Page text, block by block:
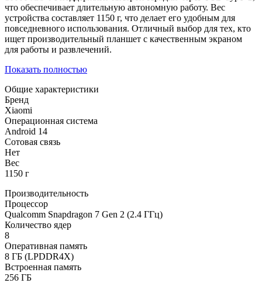
что обеспечивает длительную автономную работу. Вес
устройства составляет 1150 г, что делает его удобным для
повседневного использования. Отличный выбор для тех, кто
ищет производительный планшет с качественным экраном
для работы и развлечений.
Показать полностью
Общие характеристики
Бренд
Xiaomi
Операционная система
Android 14
Сотовая связь
Нет
Вес
1150 г
Производительность
Процессор
Qualcomm Snapdragon 7 Gen 2 (2.4 ГГц)
Количество ядер
8
Оперативная память
8 ГБ (LPDDR4X)
Встроенная память
256 ГБ